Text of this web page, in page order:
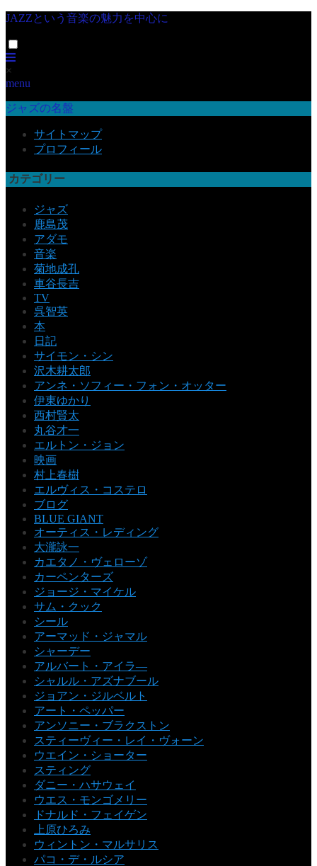
JAZZという音楽の魅力を中心に
×
menu
ジャズの名盤
サイトマップ
プロフィール
カテゴリー
ジャズ
鹿島茂
アダモ
音楽
菊地成孔
車谷長吉
TV
呉智英
本
日記
サイモン・シン
沢木耕太郎
アンネ・ソフィー・フォン・オッター
伊東ゆかり
西村賢太
丸谷才一
エルトン・ジョン
映画
村上春樹
エルヴィス・コステロ
ブログ
BLUE GIANT
オーティス・レディング
大瀧詠一
カエタノ・ヴェローゾ
カーペンターズ
ジョージ・マイケル
サム・クック
シール
アーマッド・ジャマル
シャーデー
アルバート・アイラ―
シャルル・アズナブール
ジョアン・ジルベルト
アート・ペッパー
アンソニー・ブラクストン
スティーヴィー・レイ・ヴォーン
ウエイン・ショーター
スティング
ダニー・ハサウェイ
ウエス・モンゴメリー
ドナルド・フェイゲン
上原ひろみ
ウィントン・マルサリス
パコ・デ・ルシア